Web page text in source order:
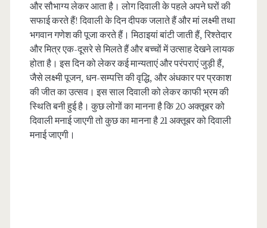
और सौभाग्य लेकर आता है। लोग दिवाली के पहले अपने घरों की
सफाई करते हैं! दिवाली के दिन दीपक जलाते हैं और मां लक्ष्मी तथा
भगवान गणेश की पूजा करते हैं। मिठाइयां बांटी जाती हैं, रिश्तेदार
और मित्र एक-दूसरे से मिलते हैं और बच्चों में उत्साह देखने लायक
होता है। इस दिन को लेकर कई मान्यताएं और परंपराएं जुड़ी हैं,
जैसे लक्ष्मी पूजन, धन-सम्पत्ति की वृद्धि, और अंधकार पर प्रकाश
की जीत का उत्सव। इस साल दिवाली को लेकर काफी भ्रम की
स्थिति बनी हुई है। कुछ लोगों का मानना है कि 20 अक्तूबर को
दिवाली मनाई जाएगी तो कुछ का मानना है 21 अक्तूबर को दिवाली
मनाई जाएगी।